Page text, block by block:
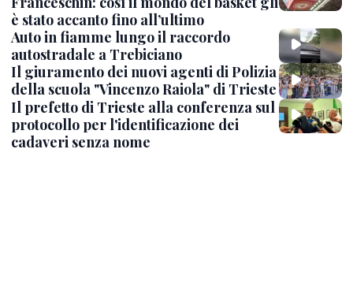
è stato accanto fino all’ultimo
Auto in fiamme lungo il raccordo
autostradale a Trebiciano
Il giuramento dei nuovi agenti di Polizia
della scuola "Vincenzo Raiola" di Trieste
Il prefetto di Trieste alla conferenza sul
protocollo per l'identificazione dei
cadaveri senza nome